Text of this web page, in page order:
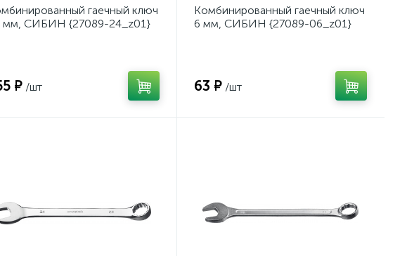
гаечный ключ
мм, СИБИН {27089-24_z01}
₽ /шт
Комбинированный гаечный ключ
6 мм, СИБИН {27089-06_z01}
63 ₽ /шт